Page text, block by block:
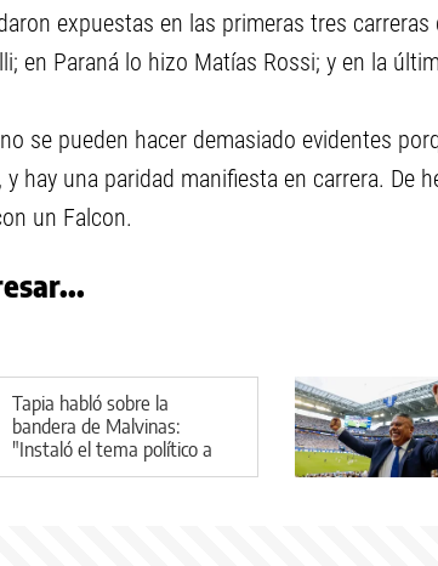
expuestas en las primeras tres
en Paraná lo hizo Matías Rossi; y en la
se pueden hacer demasiado evidentes
hay una paridad manifiesta en carrera. De
un Falcon.
Tapia habló sobre la
bandera de Malvinas:
"Instaló el tema político a
nivel mundial"